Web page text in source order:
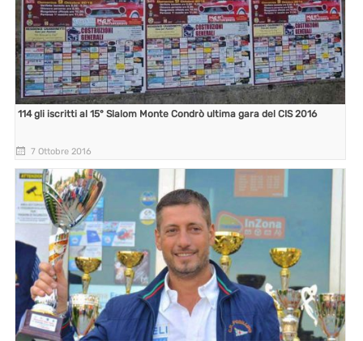
114 gli iscritti al 15° Slalom Monte Condrò ultima gara del CIS 2016
7 Ottobre 2016